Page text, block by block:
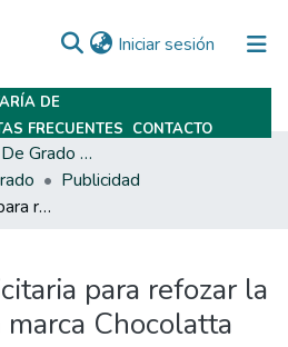
Iniciar sesión (current)
DE
FRECUENTES CONTACTO
Trabajos Finales De Grado Y Posgrado
Publicidad
Campaña publicitaria para refozar la presencia de la marca Chocolatta
para refozar la
Chocolatta